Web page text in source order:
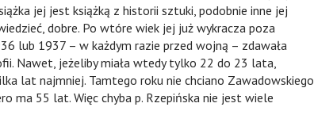
jej jest książką z historii sztuki, podobnie inne jej
dobre. Po wtóre wiek jej już wykracza poza
lub 1937 – w każdym razie przed wojną – zdawała
Nawet, jeżeliby miała wtedy tylko 22 do 23 lata,
lat najmniej. Tamtego roku nie chciano Zawadowskiego
ma 55 lat. Więc chyba p. Rzepińska nie jest wiele